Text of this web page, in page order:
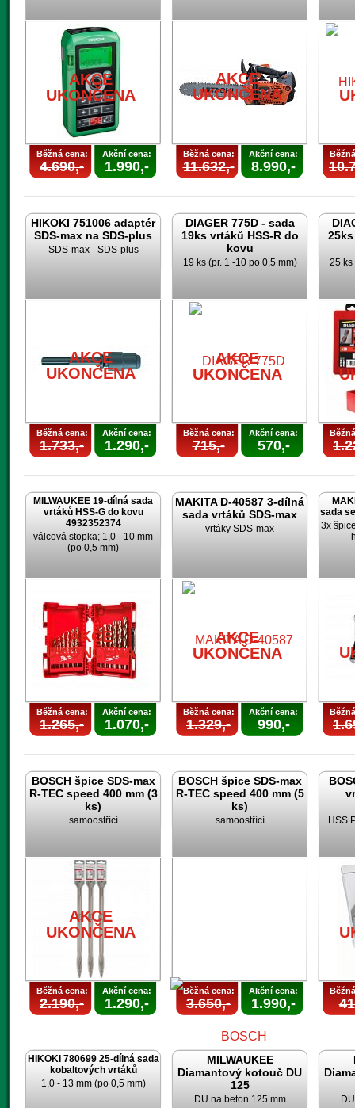
AKCE
UKONČENA
Běžná cena:
4.690,-
Akční cena:
1.990,-
AKCE
UKONČENA
Běžná cena:
11.632,-
Akční cena:
8.990,-
HIKOKI 751006 adaptér
SDS-max na SDS-plus
SDS-max - SDS-plus
AKCE
UKONČENA
Běžná cena:
1.733,-
Akční cena:
1.290,-
DIAGER 775D - sada
19ks vrtáků HSS-R do
kovu
19 ks (pr. 1 -10 po 0,5 mm)
AKCE
UKONČENA
Běžná cena:
715,-
Akční cena:
570,-
25 ks
MILWAUKEE 19-dílná sada
vrtáků HSS-G do kovu
4932352374
válcová stopka; 1,0 - 10 mm
(po 0,5 mm)
AKCE
UKONČENA
Běžná cena:
1.265,-
Akční cena:
1.070,-
MAKITA D-40587 3-dílná
sada vrtáků SDS-max
vrtáky SDS-max
AKCE
UKONČENA
Běžná cena:
1.329,-
Akční cena:
990,-
sada
3x
BOSCH špice SDS-max
R-TEC speed 400 mm (3
ks)
samoostřící
AKCE
UKONČENA
Běžná cena:
2.190,-
Akční cena:
1.290,-
BOSCH špice SDS-max
R-TEC speed 400 mm (5
ks)
samoostřící
Běžná cena:
3.650,-
Akční cena:
1.990,-
HSS
HIKOKI 780699 25-dílná sada
kobaltových vrtáků
1,0 - 13 mm (po 0,5 mm)
MILWAUKEE
Diamantový kotouč DU
125
DU na beton 125 mm